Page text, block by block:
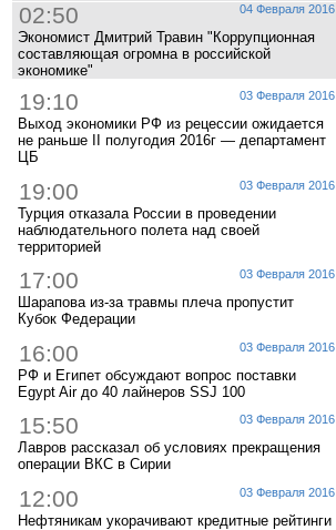
04 Февраля 2016
02:50
Экономист Дмитрий Травин "Коррупционная
составляющая огромна в российской
экономике"
03 Февраля 2016
19:10
Выход экономики РФ из рецессии ожидается
не раньше II полугодия 2016г — департамент
ЦБ
03 Февраля 2016
19:00
Турция отказала России в проведении
наблюдательного полета над своей
территорией
03 Февраля 2016
17:00
Шарапова из-за травмы плеча пропустит
Кубок Федерации
03 Февраля 2016
16:00
РФ и Египет обсуждают вопрос поставки
Egypt Air до 40 лайнеров SSJ 100
03 Февраля 2016
15:50
Лавров рассказал об условиях прекращения
операции ВКС в Сирии
03 Февраля 2016
12:00
Нефтяникам укорачивают кредитные рейтинги